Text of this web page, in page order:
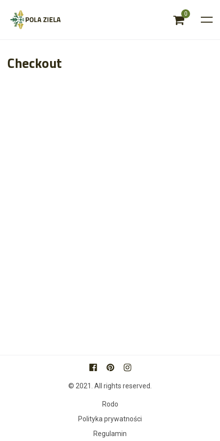
0
Checkout
© 2021. All rights reserved.
Rodo
Polityka prywatności
Regulamin